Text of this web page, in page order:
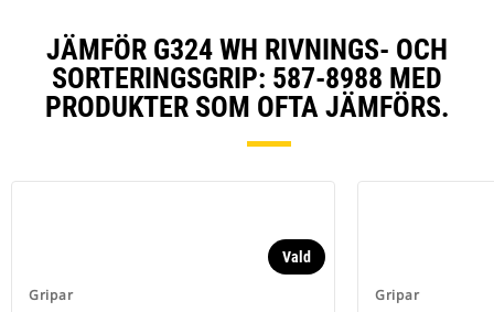
JÄMFÖR G324 WH RIVNINGS- OCH
SORTERINGSGRIP: 587-8988 MED
PRODUKTER SOM OFTA JÄMFÖRS.
Gripar
Vald
Gripar